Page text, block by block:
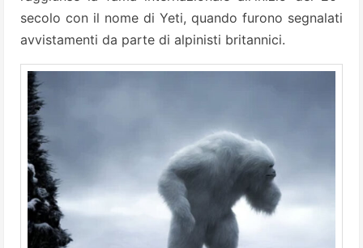
secolo con il nome di Yeti, quando furono segnalati
avvistamenti da parte di alpinisti britannici.